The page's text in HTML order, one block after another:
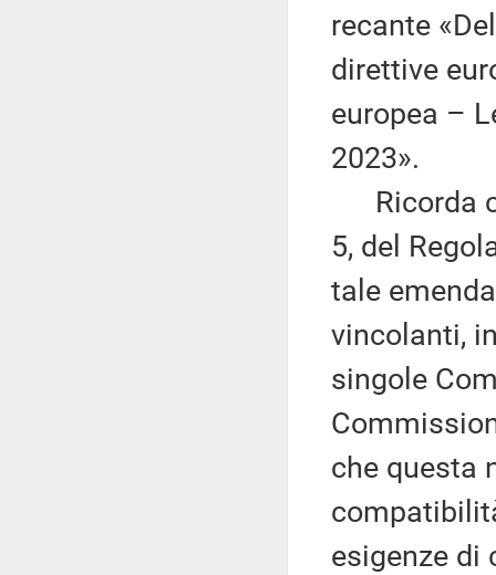
recante
direttive
europea –
2023».
Ricorda
5, del
tale
vincolanti,
singole
che questa
esigenze di